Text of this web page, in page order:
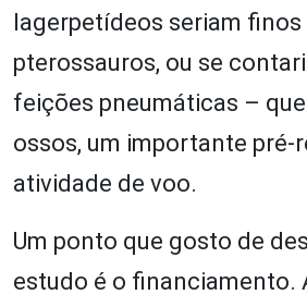
lagerpetídeos seriam
pterossauros, ou se
feições pneumáticas –
ossos, um importante pré-
atividade de voo.
Um ponto que gosto de
estudo é o financiamento.